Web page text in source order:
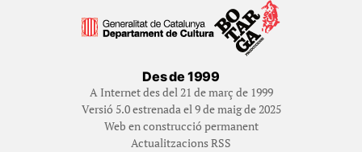
Des de 1999
A Internet des del 21 de març de 1999
Versió 5.0 estrenada el 9 de maig de 2025
Web en construcció permanent
Actualitzacions RSS